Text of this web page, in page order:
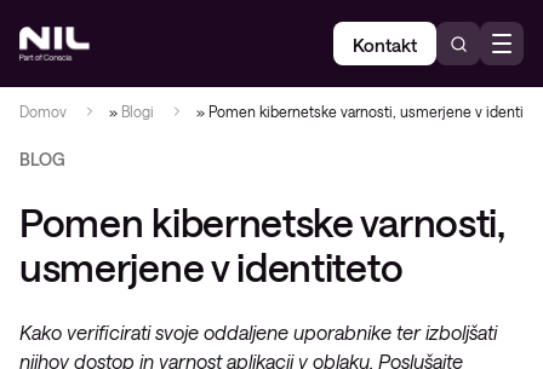
Kontakt
Domov » Blogi » Pomen kibernetske varnosti, usmerjene v
BLOG
Pomen kibernetske varnosti,
usmerjene v identiteto
Kako verificirati svoje oddaljene uporabnike ter izboljšati
njihov dostop in varnost aplikacij v oblaku. Poslušajte